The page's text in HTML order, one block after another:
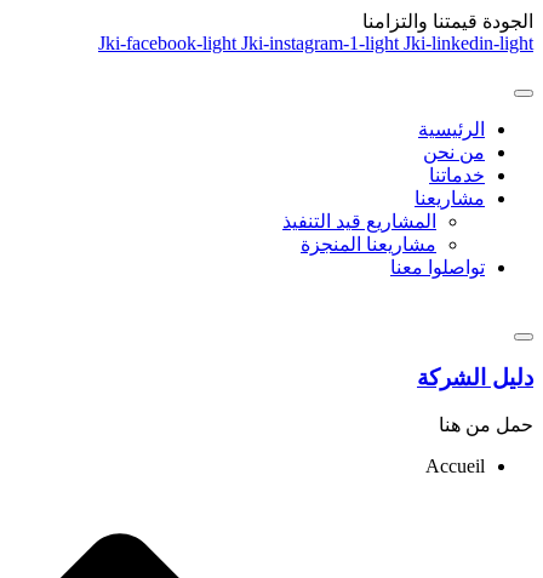
الجودة قيمتنا والتزامنا
Jki-facebook-light Jki-instagram-1-light Jki-linkedin-light
الرئيسية
من نحن
خدماتنا
مشاريعنا
المشاريع قيد التنفيذ
مشاريعنا المنجزة
تواصلوا معنا
دليل الشركة
حمل من هنا
Accueil